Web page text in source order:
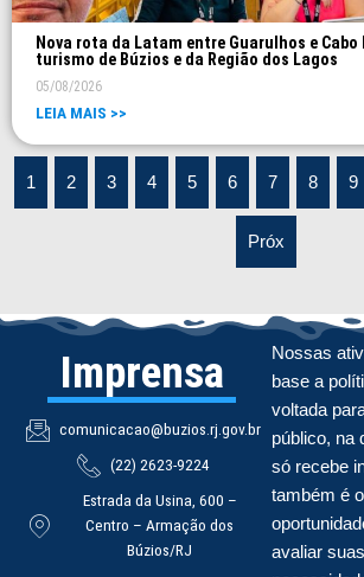
Nova rota da Latam entre Guarulhos e
turismo de Búzios e da Região dos Lagos
05/08/2026
LEIA MAIS >>
1 2 3 4 5 6 7 8 9
Próx
Imprensa
comunicacao@buzios.rj.gov.br
(22) 2623-9224
Estrada da Usina, 600 –
Centro – Armação dos
Búzios/RJ
Nossas
base a
voltada
público, na
só recebe
também é
avaliar